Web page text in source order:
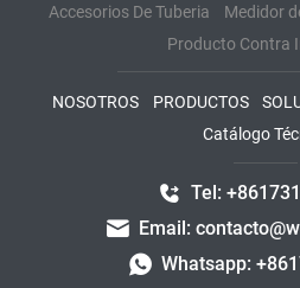
Accesorios De Tuberia
Medidor
Producto Contra
NOSOTROS PRODUCTOS
Catálogo
Tel:
Email:
Whatsapp: